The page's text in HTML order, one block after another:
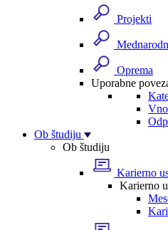
Projekti
Oprema
Uporabne
Ob študiju
Ob študiju
Karierno
Karierno